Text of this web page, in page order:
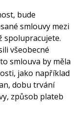
bude
smlouvy mezi
spolupracujete.
všeobecné
smlouva by měla
jako například
dobu trvání
způsob plateb